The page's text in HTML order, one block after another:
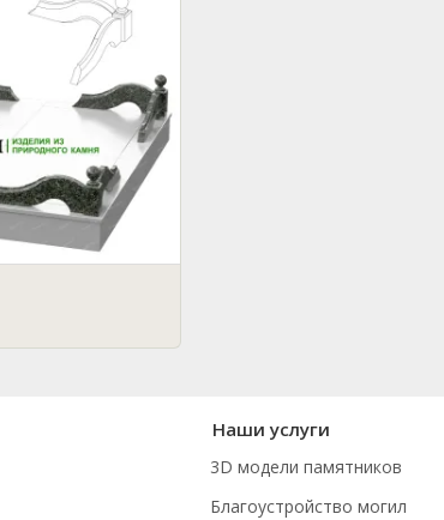
Наши услуги
3D модели памятников
Благоустройство могил